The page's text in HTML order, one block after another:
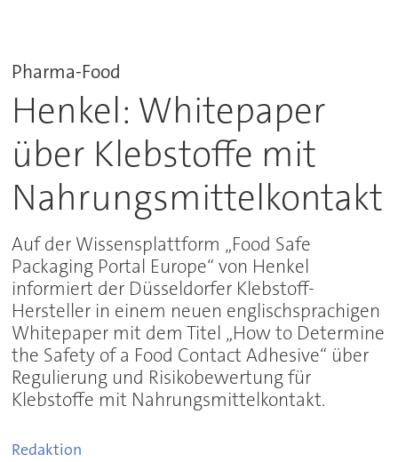
Pharma-Food
Henkel: Whitepaper
über Klebstoffe mit
Nahrungsmittelkontakt
Auf der Wissensplattform „Food Safe
Packaging Portal Europe“ von Henkel
informiert der Düsseldorfer Klebstoff-
Hersteller in einem neuen englischsprachigen
Whitepaper mit dem Titel „How to Determine
the Safety of a Food Contact Adhesive“ über
Regulierung und Risikobewertung für
Klebstoffe mit Nahrungsmittelkontakt.
Redaktion